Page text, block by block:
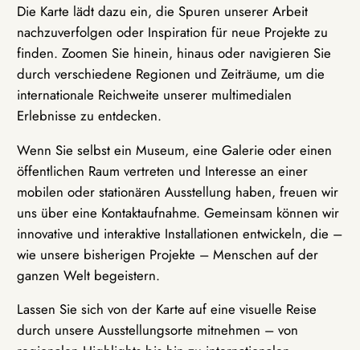
Die Karte lädt dazu ein, die Spuren unserer Arbeit
nachzuverfolgen oder Inspiration für neue Projekte zu
finden. Zoomen Sie hinein, hinaus oder navigieren Sie
durch verschiedene Regionen und Zeiträume, um die
internationale Reichweite unserer multimedialen
Erlebnisse zu entdecken.
Wenn Sie selbst ein Museum, eine Galerie oder einen
öffentlichen Raum vertreten und Interesse an einer
mobilen oder stationären Ausstellung haben, freuen wir
uns über eine Kontaktaufnahme. Gemeinsam können wir
innovative und interaktive Installationen entwickeln, die –
wie unsere bisherigen Projekte – Menschen auf der
ganzen Welt begeistern.
Lassen Sie sich von der Karte auf eine visuelle Reise
durch unsere Ausstellungsorte mitnehmen – von